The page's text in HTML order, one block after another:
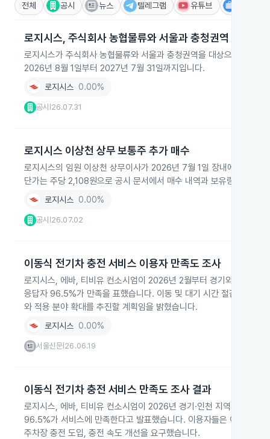
전체 공시 뉴스 텔레그램 유튜브
로지시스, 주식회사 농협물류와 서울과 충청권역 통합물
로지시스가 주식회사 농협물류와 서울과 충청권역을 대상으로
2026년 8월 1일부터 2027년 7월 31일까지입니다.
로지시스 0.00%
공시 26.07.31
로지시스 이상천 상무 보통주 추가 매수
로지시스의 임원 이상천 상무이사가 2026년 7월 1일 장내에서 보
단가는 주당 2,108원으로 공시 문서에서 매수 내역과 보유량, 소유 비
로지시스 0.00%
공시 26.07.02
이동식 전기차 충전 서비스 이용자 만족도 조사
로지시스, 에바, 티비유 컨소시엄이 2026년 2월부터 경기와 인천에
응답자 96.5%가 만족을 표했습니다. 이동 및 대기 시간 절감 효과와
와 적용 분야 확대를 추진할 계획임을 밝혔습니다.
로지시스 0.00%
서울신문 26.06.19
이동식 전기차 충전 서비스 만족도 조사 결과
로지시스, 에바, 티비유 컨소시엄이 2026년 경기·인천 지역 이용 고
96.5%가 서비스에 만족한다고 발표했습니다. 이용자들은 이동·대기
주차장 충전 도입, 충전 속도 개선을 요구했습니다.